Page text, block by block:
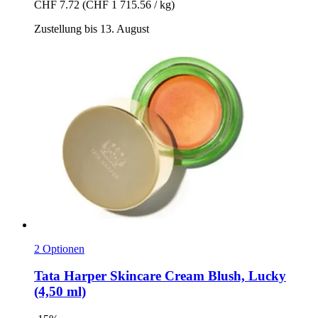
CHF 7.72 (CHF 1 715.56 / kg)
Zustellung bis 13. August
2 Optionen
Tata Harper Skincare Cream Blush, Lucky
(4,50 ml)